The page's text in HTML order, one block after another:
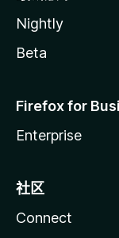
Nightly
Beta
Firefox for
Enterprise
社区
Connect